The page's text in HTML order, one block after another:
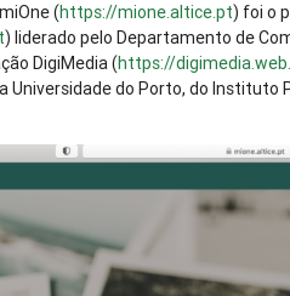
(https://mione.altice.pt) foi o
) liderado pelo Departamento de
DigiMedia (https://
Universidade do Porto, do